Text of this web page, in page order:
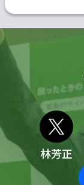
林芳正